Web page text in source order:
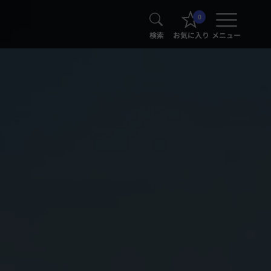
検索
0
お気に入り メニュー